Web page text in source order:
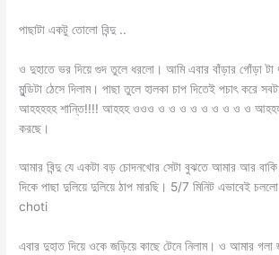
পাছাটা একটু তোলো বিন্দু ..
ও দুহাতে ভর দিয়ে গুদ তুলে ধরলো। আমি এবার বাঁড়ার গোঁড়া টা
মুন্ডিটা ঠেসে দিলাম। পাছা তুলে হালকা চাপ দিতেই পচাৎ করে
আহহহহহ শান্তি!!!! আহহহ ওওও ও ও ও ও ও ও ও ও ও আহহহ
করছে।
আমার বিন্দু যে একটা বড় চোদনখোর সেটা বুঝতে আমার আর
দিকে পাছা দুলিয়ে দুলিয়ে ঠাপ মারছি। 5/7 মিনিট এভাবেই
choti
এবার দুহাত দিয়ে ওকে জড়িয়ে কাছে টেনে নিলাম। ও আমার